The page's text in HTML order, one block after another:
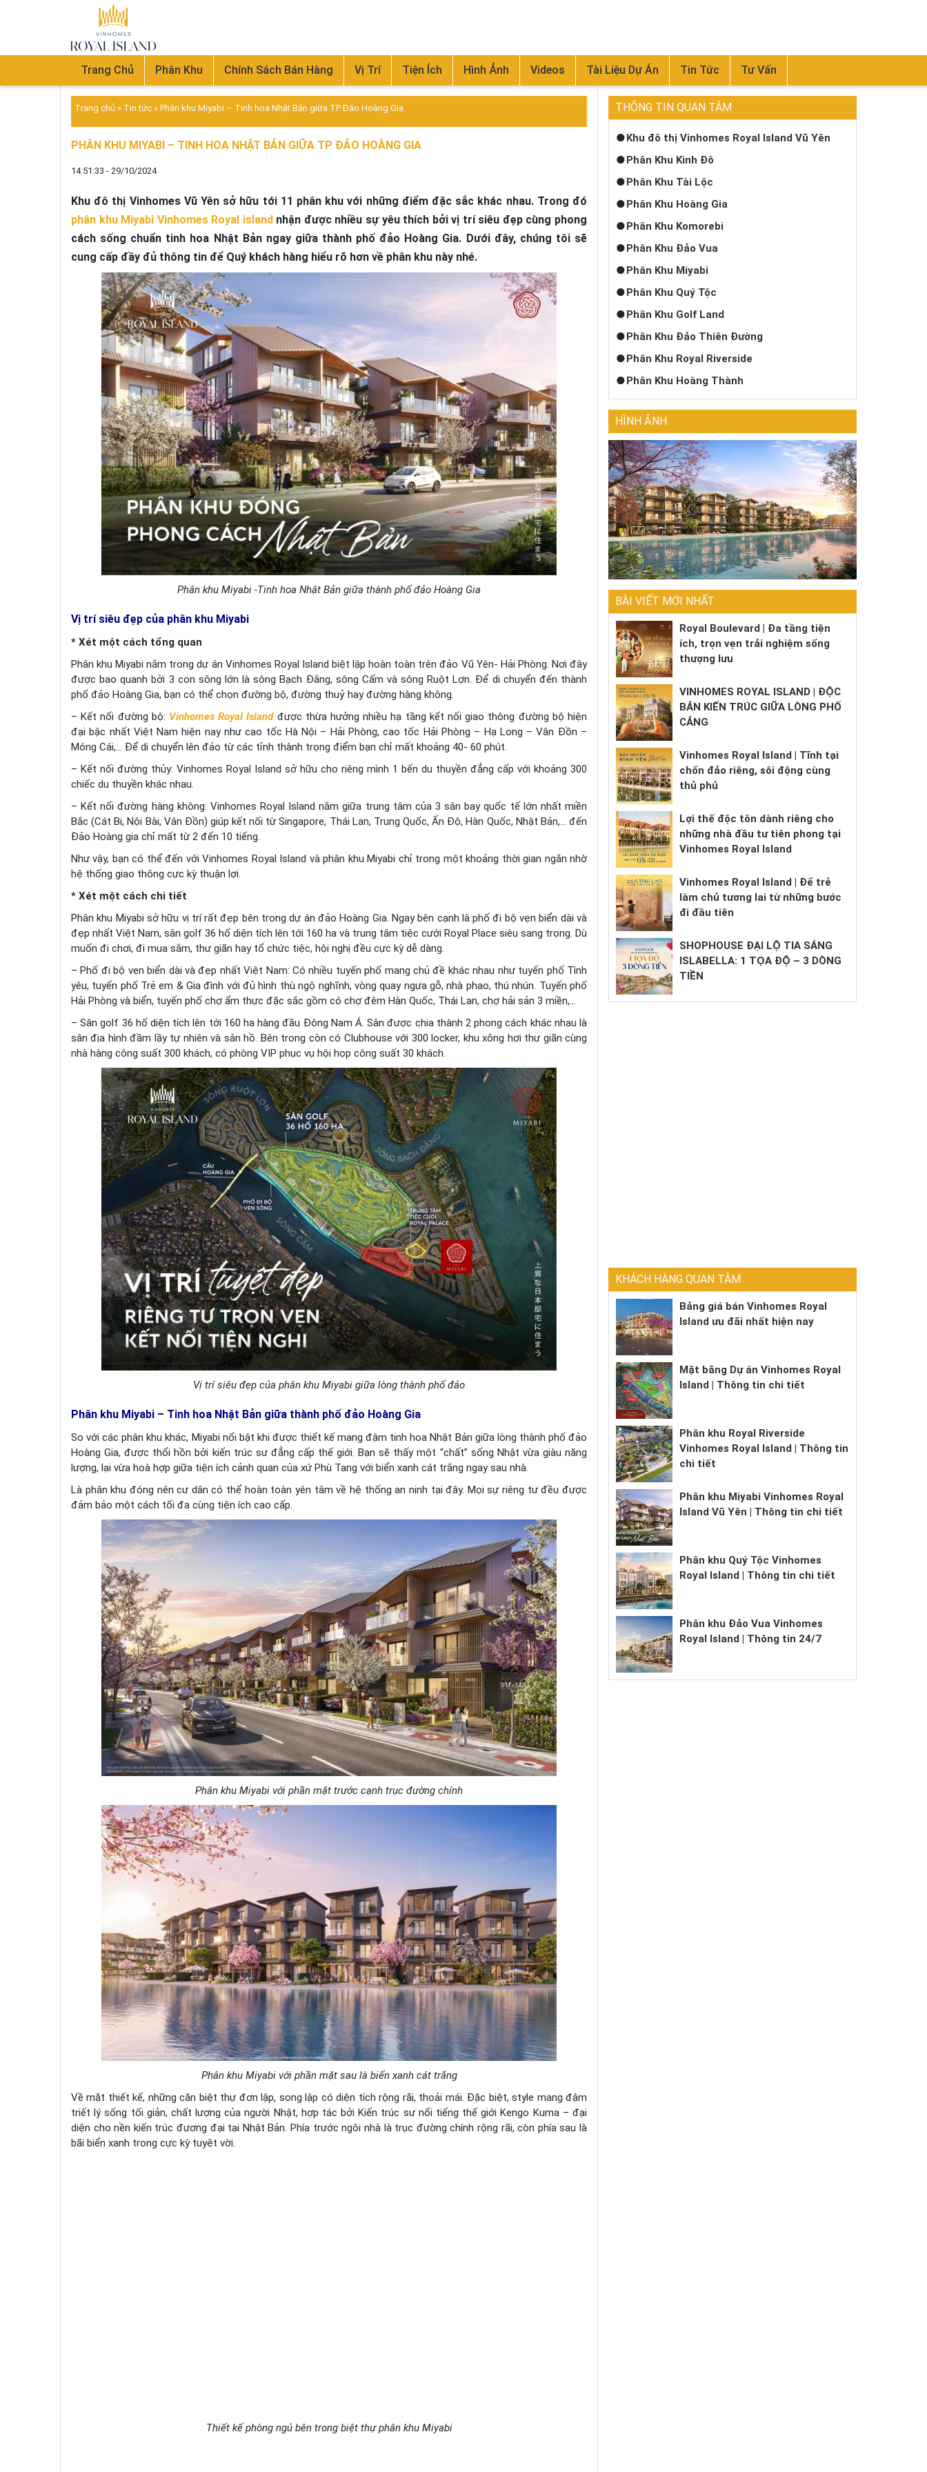
Trang Chủ Phân Khu Chính Sách Bán Hàng Vị Trí Tiện Ích Hình Ảnh Videos Tài Liệu Dự Án Tin Tức Tư Vấn
Trang chủ » Tin tức » Phân khu Miyabi – Tinh hoa Nhật Bản giữa TP Đảo Hoàng Gia
PHÂN KHU MIYABI – TINH HOA NHẬT BẢN GIỮA TP ĐẢO HOÀNG GIA
14:51:33 - 29/10/2024
Khu đô thị Vinhomes Vũ Yên sở hữu tới 11 phân khu với những điểm đặc sắc khác nhau. Trong đó
phân khu Miyabi Vinhomes Royal islandnhận được nhiều sự yêu thích bởi vị trí siêu đẹp cùng phong
cách sống chuẩn tinh hoa Nhật Bản ngay giữa thành phố đảo Hoàng Gia. Dưới đây, chúng tôi sẽ
cung cấp đầy đủ thông tin để Quý khách hàng hiểu rõ hơn về phân khu này nhé.
Phân khu Miyabi -Tinh hoa Nhật Bản giữa thành phố đảo Hoàng Gia
Vị trí siêu đẹp của phân khu Miyabi
* Xét một cách tổng quan
Phân khu Miyabi nằm trong dự án Vinhomes Royal Island biệt lập hoàn toàn trên đảo Vũ Yên- Hải Phòng. Nơi đây
được bao quanh bởi 3 con sông lớn là sông Bạch Đằng, sông Cấm và sông Ruột Lợn. Để di chuyển đến thành
phố đảo Hoàng Gia, bạn có thể chọn đường bộ, đường thuỷ hay đường hàng không.
– Kết nối đường bộ: Vinhomes Royal Islandđược thừa hưởng nhiều hạ tầng kết nối giao thông đường bộ hiện
đại bậc nhất Việt Nam hiện nay như cao tốc Hà Nội – Hải Phòng, cao tốc Hải Phòng – Hạ Long – Vân Đồn –
Móng Cái,… Để di chuyển lên đảo từ các tỉnh thành trọng điểm bạn chỉ mất khoảng 40- 60 phút.
– Kết nối đường thủy: Vinhomes Royal Island sở hữu cho riêng mình 1 bến du thuyền đẳng cấp với khoảng 300
chiếc du thuyền khác nhau.
– Kết nối đường hàng không: Vinhomes Royal Island nằm giữa trung tâm của 3 sân bay quốc tế lớn nhất miền
Bắc (Cát Bi, Nội Bài, Vân Đồn) giúp kết nối từ Singapore, Thái Lan, Trung Quốc, Ấn Độ, Hàn Quốc, Nhật Bản,… đến
Đảo Hoàng gia chỉ mất từ 2 đến 10 tiếng.
Như vậy, bạn có thể đến với Vinhomes Royal Island và phân khu Miyabi chỉ trong một khoảng thời gian ngắn nhờ
hệ thống giao thông cực kỳ thuận lợi.
* Xét một cách chi tiết
Phân khu Miyabi sở hữu vị trí rất đẹp bên trong dự án đảo Hoàng Gia. Ngay bên cạnh là phố đi bộ vẹn biển dài và
đẹp nhất Việt Nam, sân golf 36 hố diện tích lên tới 160 ha và trung tâm tiệc cưới Royal Place siêu sang trọng. Dù
muốn đi chơi, đi mua sắm, thư giãn hay tổ chức tiệc, hội nghị đều cực kỳ dễ dàng.
– Phố đi bộ ven biển dài và đẹp nhất Việt Nam: Có nhiều tuyến phố mang chủ đề khác nhau như tuyến phố Tình
yêu, tuyến phố Trẻ em & Gia đình với đủ hình thù ngộ nghĩnh, vòng quay ngựa gỗ, nhà phao, thú nhún. Tuyến phố
Hải Phòng và biển, tuyến phố chợ ẩm thực đặc sắc gồm có chợ đêm Hàn Quốc, Thái Lan, chợ hải sản 3 miền,…
– Sân golf 36 hố diện tích lên tới 160 ha hàng đầu Đông Nam Á. Sân được chia thành 2 phong cách khác nhau là
sân địa hình đầm lầy tự nhiên và sân hồ. Bên trong còn có Clubhouse với 300 locker, khu xông hơi thư giãn cùng
nhà hàng công suất 300 khách, có phòng VIP phục vụ hội họp công suất 30 khách.
Vị trí siêu đẹp của phân khu Miyabi giữa lòng thành phố đảo
Phân khu Miyabi – Tinh hoa Nhật Bản giữa thành phố đảo Hoàng Gia
So với các phân khu khác, Miyabi nổi bật khi được thiết kế mang đậm tinh hoa Nhật Bản giữa lòng thành phố đảo
Hoàng Gia, được thổi hồn bởi kiến trúc sư đẳng cấp thế giới. Bạn sẽ thấy một “chất” sống Nhật vừa giàu năng
lượng, lại vừa hoà hợp giữa tiện ích cảnh quan của xứ Phù Tang với biển xanh cát trắng ngay sau nhà.
Là phân khu đóng nên cư dân có thể hoàn toàn yên tâm về hệ thống an ninh tại đây. Mọi sự riêng tư đều được
đảm bảo một cách tối đa cùng tiện ích cao cấp.
Phân khu Miyabi với phần mặt trước cạnh trục đường chính
Phân khu Miyabi với phần mặt sau là biển xanh cát trắng
Về mặt thiết kế, những căn biệt thự đơn lập, song lập có diện tích rộng rãi, thoải mái. Đặc biệt, style mang đậm
triết lý sống tối giản, chất lượng của người Nhật, hợp tác bởi Kiến trúc sư nổi tiếng thế giới Kengo Kuma – đại
diện cho nền kiến trúc đương đại tại Nhật Bản. Phía trước ngôi nhà là trục đường chính rộng rãi, còn phía sau là
bãi biển xanh trong cực kỳ tuyệt vời.
Thiết kế phòng ngủ bên trong biệt thự phân khu Miyabi
THÔNG TIN QUAN TÂM
Khu đô thị Vinhomes Royal Island Vũ Yên
Phân Khu Kinh Đô
Phân Khu Tài Lộc
Phân Khu Hoàng Gia
Phân Khu Komorebi
Phân Khu Đảo Vua
Phân Khu Miyabi
Phân Khu Quý Tộc
Phân Khu Golf Land
Phân Khu Đảo Thiên Đường
Phân Khu Royal Riverside
Phân Khu Hoàng Thành
HÌNH ẢNH
BÀI VIẾT MỚI NHẤT
Royal Boulevard | Đa tầng tiện
ích, trọn vẹn trải nghiệm sống
thượng lưu
VINHOMES ROYAL ISLAND | ĐỘC
BẢN KIẾN TRÚC GIỮA LÒNG PHỐ
CẢNG
Vinhomes Royal Island | Tĩnh tại
chốn đảo riêng, sôi động cùng
thủ phủ
Lợi thế độc tôn dành riêng cho
những nhà đầu tư tiên phong tại
Vinhomes Royal Island
Vinhomes Royal Island | Để trẻ
làm chủ tương lai từ những bước
đi đầu tiên
SHOPHOUSE ĐẠI LỘ TIA SÁNG
ISLABELLA: 1 TỌA ĐỘ – 3 DÒNG
TIỀN
KHÁCH HÀNG QUAN TÂM
Mặt bằng Dự án Vinhomes Royal